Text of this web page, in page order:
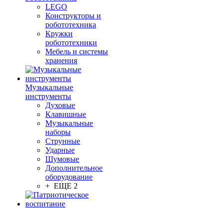
LEGO
Конструкторы и
робототехника
Кружки
робототехники
Мебель и системы
хранения
Музыкальные
инструменты
Духовые
Клавишные
Музыкальные
наборы
Струнные
Ударные
Шумовые
Дополнительное
оборудование
+ ЕЩЕ 2